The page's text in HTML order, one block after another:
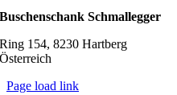
Buschenschank Schmallegger
Ring 154, 8230 Hartberg
Österreich
Page load link